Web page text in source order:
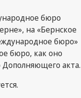
бюро
на «Бернское
бюро»
бюро, как оно
Дополняющего акта.